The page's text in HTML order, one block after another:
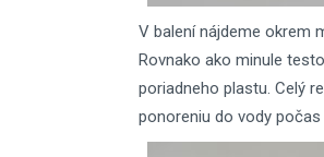
V balení nájdeme okrem
Rovnako ako minule
poriadneho plastu. Celý
ponoreniu do vody